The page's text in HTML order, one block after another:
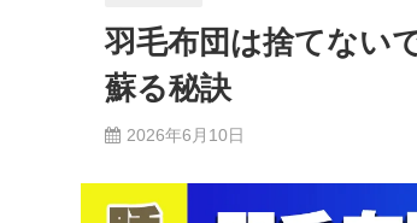
羽毛布団は捨てない
蘇る秘訣
2026年6月10日